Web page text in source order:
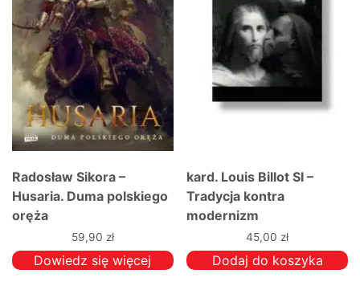
Radosław Sikora –
Husaria. Duma polskiego
oręża
59,90 zł
Dowiedz się więcej
kard. Louis Billot SI –
Tradycja kontra
modernizm
45,00 zł
Dodaj do koszyka